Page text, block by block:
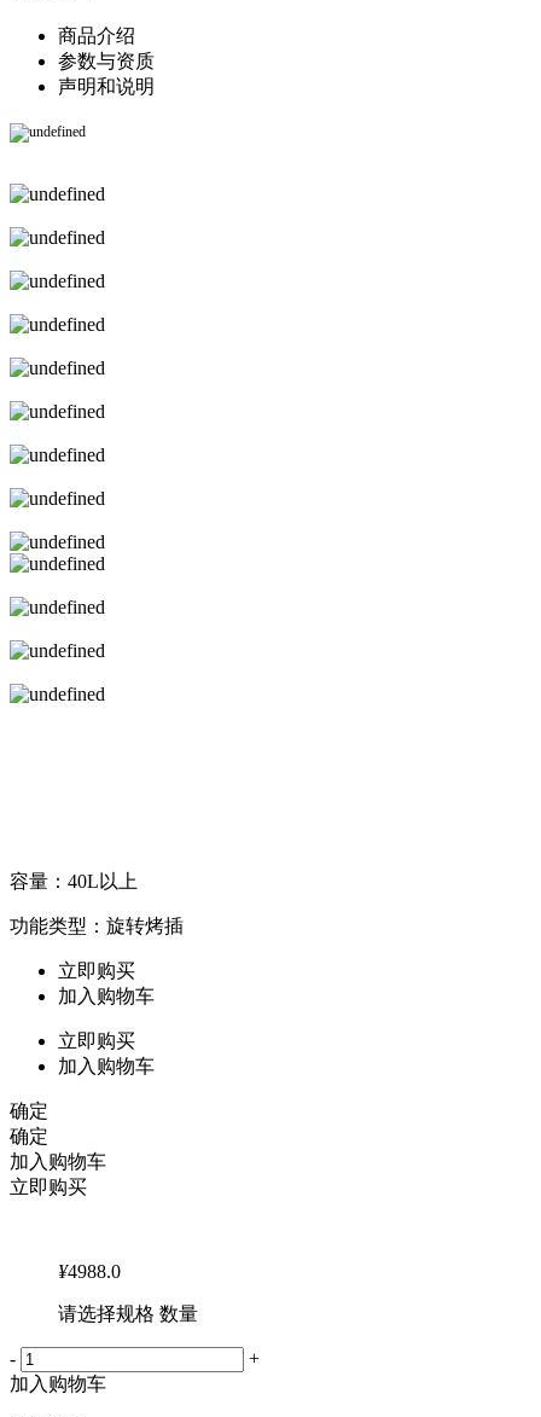
商品介绍
参数与资质
声明和说明
容量：40L以上
功能类型：旋转烤插
立即购买
加入购物车
立即购买
加入购物车
确定
确定
加入购物车
立即购买
¥4988.0
请选择规格 数量
-
+
加入购物车